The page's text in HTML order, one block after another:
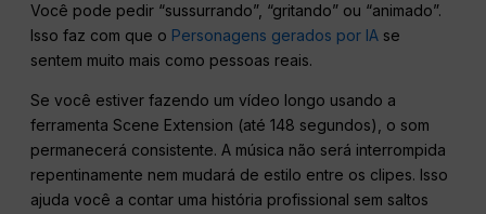
Você pode pedir “sussurrando”, “gritando” ou “animado”.
Isso faz com que o Personagens gerados por IA se
sentem muito mais como pessoas reais.
Se você estiver fazendo um vídeo longo usando a
ferramenta Scene Extension (até 148 segundos), o som
permanecerá consistente. A música não será interrompida
repentinamente nem mudará de estilo entre os clipes. Isso
ajuda você a contar uma história profissional sem saltos